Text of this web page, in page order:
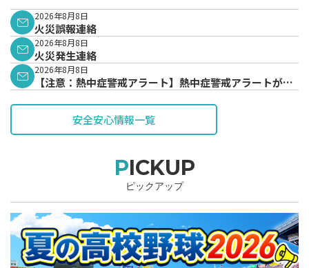
2026年8月8日
火災誤報連絡
2026年8月8日
火災発生連絡
2026年8月8日
【注意：熱中症警戒アラート】熱中症警戒アラートが発
安全安心情報一覧
PICKUP
ピックアップ